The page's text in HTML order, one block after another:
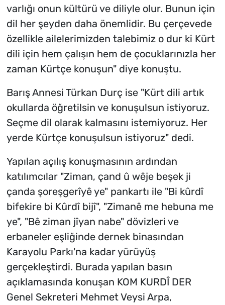
varlığı onun kültürü ve diliyle olur. Bunun için
dil her şeyden daha önemlidir. Bu çerçevede
özellikle ailelerimizden talebimiz o dur ki Kürt
dili için hem çalışın hem de çocuklarınızla her
zaman Kürtçe konuşun" diye konuştu.
Barış Annesi Türkan Durç ise "Kürt dili artık
okullarda öğretilsin ve konuşulsun istiyoruz.
Seçme dil olarak kalmasını istemiyoruz. Her
yerde Kürtçe konuşulsun istiyoruz" dedi.
Yapılan açılış konuşmasının ardından
katılımcılar "Ziman, çand û wêje beşek ji
çanda şoreşgerîyê ye" pankartı ile "Bi kûrdî
bifekire bi Kûrdî bijî", "Zimanê me hebuna me
ye", "Bê ziman jîyan nabe" dövizleri ve
erbaneler eşliğinde dernek binasından
Karayolu Parkı'na kadar yürüyüş
gerçekleştirdi. Burada yapılan basın
açıklamasında konuşan KOM KURDÎ DER
Genel Sekreteri Mehmet Veysi Arpa,